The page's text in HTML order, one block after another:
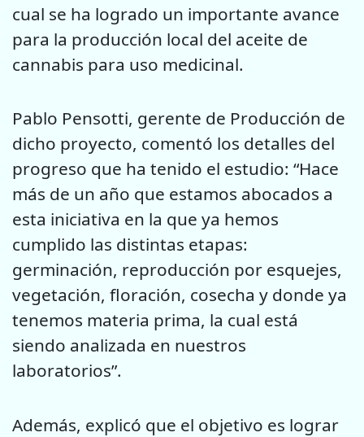
cual se ha logrado un importante avance
para la producción local del aceite de
cannabis para uso medicinal.
Pablo Pensotti, gerente de Producción de
dicho proyecto, comentó los detalles del
progreso que ha tenido el estudio: “Hace
más de un año que estamos abocados a
esta iniciativa en la que ya hemos
cumplido las distintas etapas:
germinación, reproducción por esquejes,
vegetación, floración, cosecha y donde ya
tenemos materia prima, la cual está
siendo analizada en nuestros
laboratorios”.
Además, explicó que el objetivo es lograr